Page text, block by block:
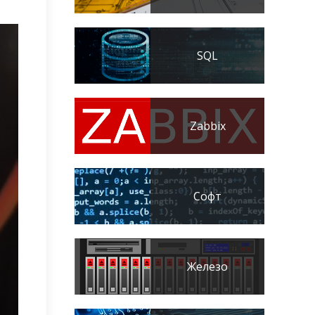
SQL
Zabbix
Софт
Железо